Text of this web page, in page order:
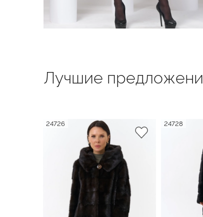
Лучшие
24726 24728